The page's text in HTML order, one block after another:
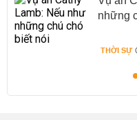
những
THỜI SỰ